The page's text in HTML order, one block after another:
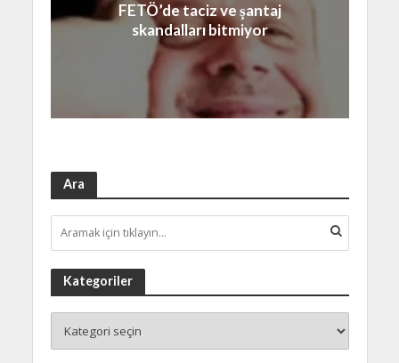
FETÖ’de taciz ve şantaj
skandalları bitmiyor
Ara
Kategoriler